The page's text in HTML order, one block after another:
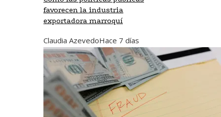
favorecen la industria
exportadora marroquí
Claudia AzevedoHace 7 días